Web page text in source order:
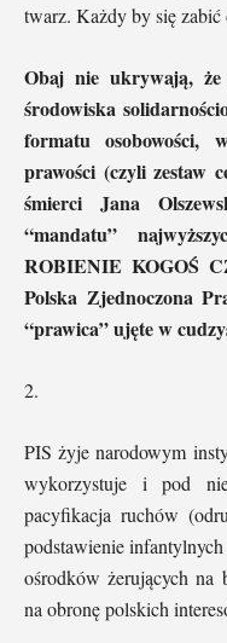
twarz. Każdy by się zabić
Obaj nie ukrywają, że
środowiska
formatu osobowości,
prawości (czyli zestaw
śmierci Jana
“mandatu”
ROBIENIE KOGOŚ
Polska Zjednoczona
“prawica” ujęte w
2.
PIS żyje narodowym
wykorzystuje i pod
pacyfikacja ruchów
podstawienie
ośrodków żerujących na
na obronę polskich